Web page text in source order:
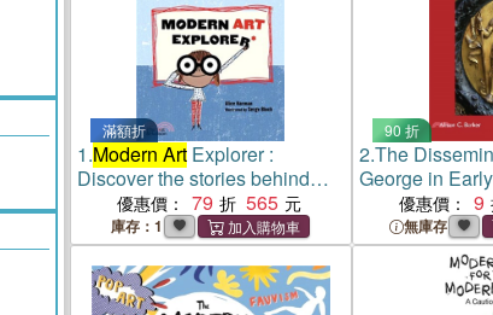
滿額折
1.Modern Art Explorer :
Discover the stories behind
famous artworks
優惠價： 79 565
庫存：1
90 折
2.The
George in Early
優惠價： 9
無庫存